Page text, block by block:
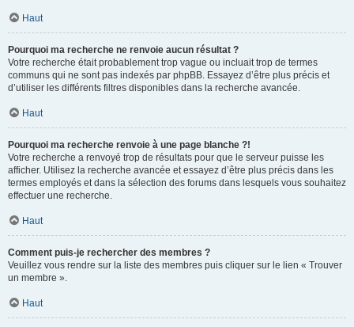
Haut
Pourquoi ma recherche ne renvoie aucun résultat ?
Votre recherche était probablement trop vague ou incluait trop de termes
communs qui ne sont pas indexés par phpBB. Essayez d’être plus précis et
d’utiliser les différents filtres disponibles dans la recherche avancée.
Haut
Pourquoi ma recherche renvoie à une page blanche ?!
Votre recherche a renvoyé trop de résultats pour que le serveur puisse les
afficher. Utilisez la recherche avancée et essayez d’être plus précis dans les
termes employés et dans la sélection des forums dans lesquels vous souhaitez
effectuer une recherche.
Haut
Comment puis-je rechercher des membres ?
Veuillez vous rendre sur la liste des membres puis cliquer sur le lien « Trouver
un membre ».
Haut